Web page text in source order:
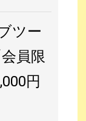
ツー
員限
円